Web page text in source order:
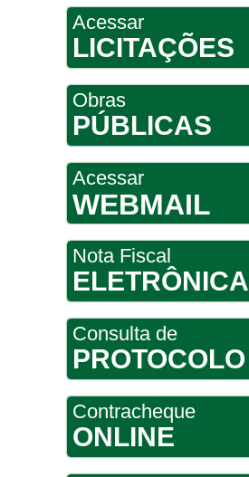
Acessar
LICITAÇÕES
Obras
PÚBLICAS
Acessar
WEBMAIL
Nota Fiscal
ELETRÔNICA
Consulta de
PROTOCOLO
Contracheque
ONLINE